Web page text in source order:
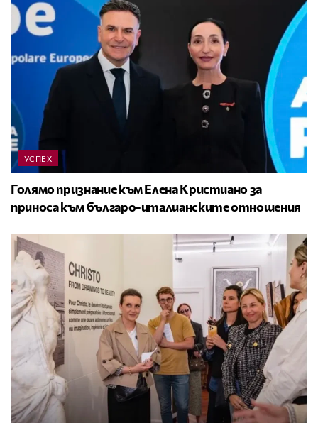
УСПЕХ
Голямо признание към Елена Кристиано за
приноса към българо-италианските отношения